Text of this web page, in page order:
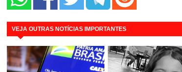
VEJA OUTRAS NOTÍCIAS IMPORTANTES